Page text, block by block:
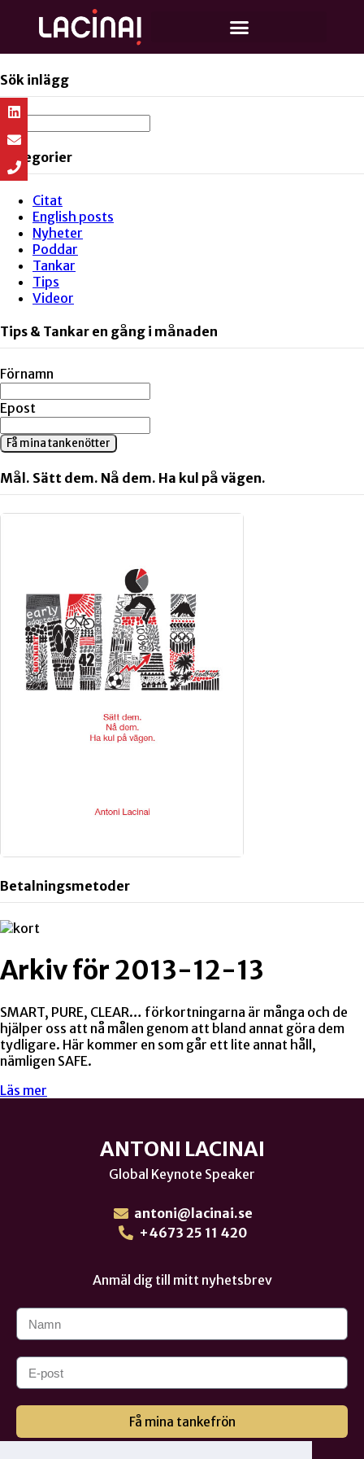
Sök inlägg
Kategorier
Citat
English posts
Nyheter
Poddar
Tankar
Tips
Videor
Tips & Tankar en gång i månaden
Förnamn
Epost
Få mina tankenötter
Mål. Sätt dem. Nå dem. Ha kul på vägen.
Betalningsmetoder
Arkiv för 2013-12-13
SMART, PURE, CLEAR… förkortningarna är många och de
hjälper oss att nå målen genom att bland annat göra dem
tydligare. Här kommer en som går ett lite annat håll,
nämligen SAFE.
Läs mer
ANTONI LACINAI
Global Keynote Speaker
antoni@lacinai.se
+4673 25 11 420
Anmäl dig till mitt nyhetsbrev
Få mina tankefrön